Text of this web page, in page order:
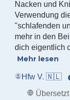
Nacken und
Verwendung
"schlafenden
mehr in den
dich eigentlich
Mehr lesen
Hfw V. 🇳🇱